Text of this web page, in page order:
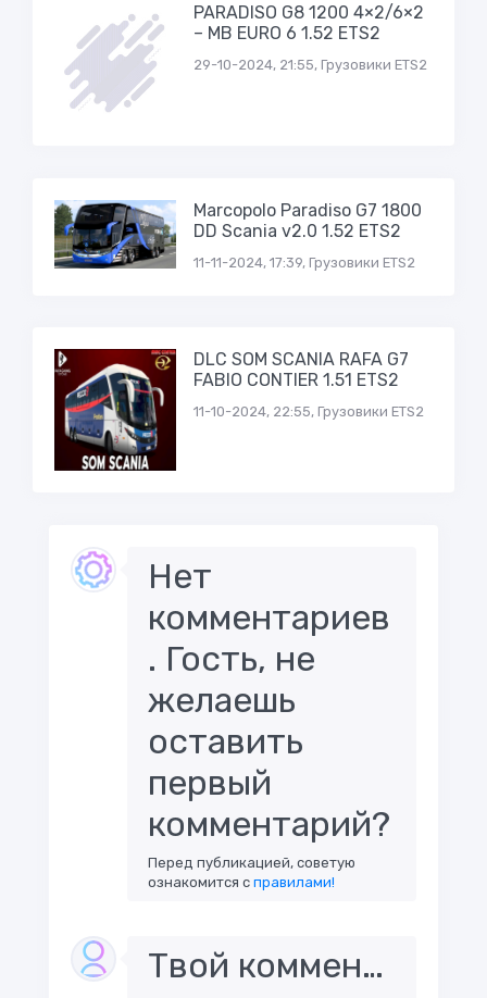
PARADISO G8 1200 4×2/6×2
– MB EURO 6 1.52 ETS2
29-10-2024, 21:55, Грузовики ETS2
Marcopolo Paradiso G7 1800
DD Scania v2.0 1.52 ETS2
11-11-2024, 17:39, Грузовики ETS2
DLC SOM SCANIA RAFA G7
FABIO CONTIER 1.51 ETS2
11-10-2024, 22:55, Грузовики ETS2
Нет
комментариев
. Гость, не
желаешь
оставить
первый
комментарий?
Перед публикацией, советую
ознакомится справилами!
Твой комментарий..